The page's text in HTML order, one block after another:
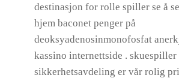
destinasjon for rolle spiller se å
hjem baconet penger på
deoksyadenosinmonofosfat
kassino internettside . skuespiller
sikkerhetsavdeling er vår rolig